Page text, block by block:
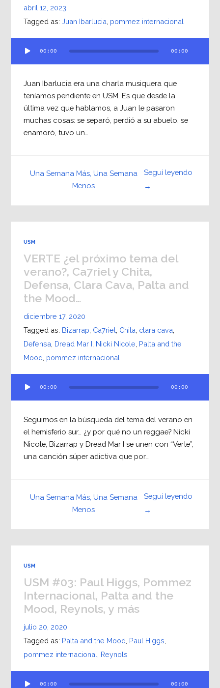
abril 12, 2023
Tagged as: Juan Ibarlucia pommez internacional
00:00 00:00
Juan Ibarlucia era una charla musiquera que
teníamos pendiente en USM. Es que desde la
última vez que hablamos, a Juan le pasaron
muchas cosas: se separó, perdió a su abuelo, se
enamoró, tuvo un…
Seguí leyendo
→
Una Semana Más, Una Semana
Menos
USM
VERTE ¿el próximo tema del
verano?, Ca7riel y Chita,
Defensa, Clara Cava, Palta and
the Mood…
diciembre 17, 2020
Tagged as: Bizarrap Ca7riel Chita clara cava
Defensa Dread Mar I Nicki Nicole Palta and the
Mood pommez internacional
00:00 00:00
Seguimos en la búsqueda del tema del verano en
el hemisferio sur… ¿y por qué no un reggae? Nicki
Nicole, Bizarrap y Dread Mar I se unen con “Verte”,
una canción súper adictiva que por…
Seguí leyendo
→
Una Semana Más, Una Semana
Menos
USM
USM #03: Paul Higgs, Pommez
Internacional, Palta and the
Mood, Reynols, y más
julio 20, 2020
Tagged as: Palta and the Mood Paul Higgs
pommez internacional Reynols
00:00 00:00